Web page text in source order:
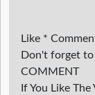
Like *
Don't forget
COMMENT
If You Like